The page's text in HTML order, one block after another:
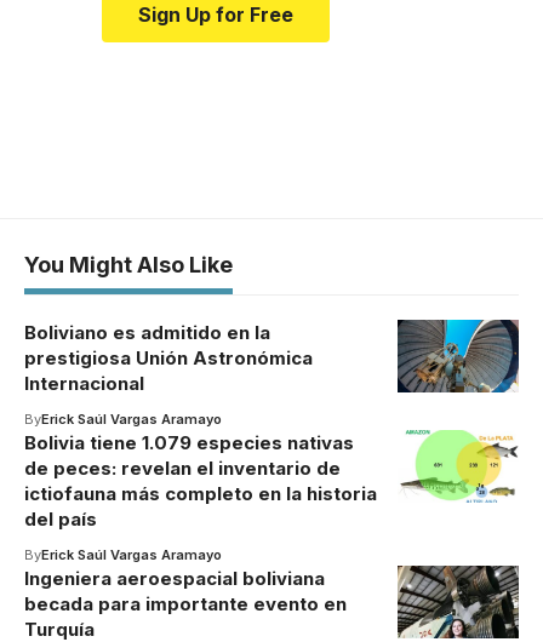
Sign Up for Free
You Might Also Like
Boliviano es admitido en la
prestigiosa Unión Astronómica
Internacional
ByErick Saúl Vargas Aramayo
Bolivia tiene 1.079 especies nativas
de peces: revelan el inventario de
ictiofauna más completo en la historia
del país
ByErick Saúl Vargas Aramayo
Ingeniera aeroespacial boliviana
becada para importante evento en
Turquía